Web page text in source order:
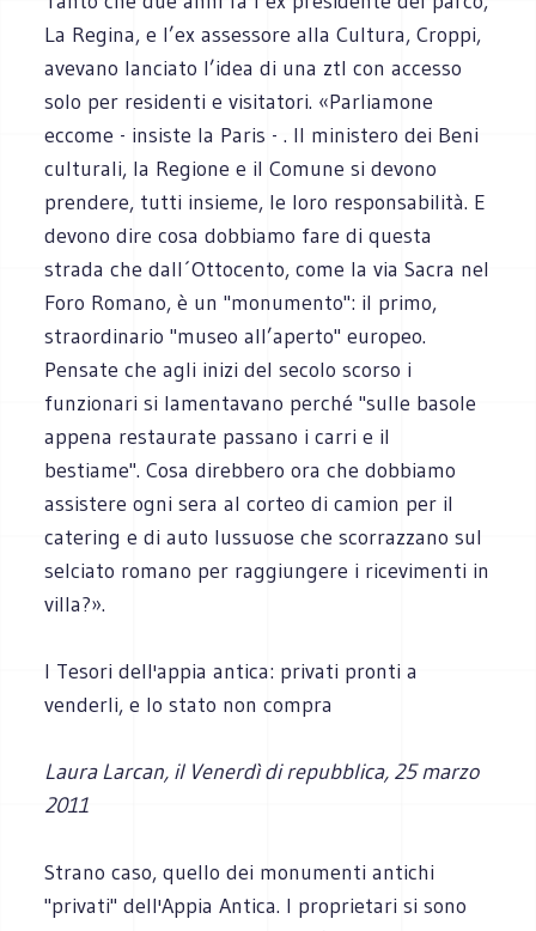
La Regina, e l’ex assessore alla Cultura, Croppi,
avevano lanciato l’idea di una ztl con accesso
solo per residenti e visitatori. «Parliamone
eccome - insiste la Paris - . Il ministero dei Beni
culturali, la Regione e il Comune si devono
prendere, tutti insieme, le loro responsabilità. E
devono dire cosa dobbiamo fare di questa
strada che dall´Ottocento, come la via Sacra nel
Foro Romano, è un "monumento": il primo,
straordinario "museo all’aperto" europeo.
Pensate che agli inizi del secolo scorso i
funzionari si lamentavano perché "sulle basole
appena restaurate passano i carri e il
bestiame". Cosa direbbero ora che dobbiamo
assistere ogni sera al corteo di camion per il
catering e di auto lussuose che scorrazzano sul
selciato romano per raggiungere i ricevimenti in
villa?».
I Tesori dell'appia antica: privati pronti a
venderli, e lo stato non compra
Laura Larcan, il Venerdì di repubblica, 25 marzo
2011
Strano caso, quello dei monumenti antichi
"privati" dell'Appia Antica. I proprietari si sono